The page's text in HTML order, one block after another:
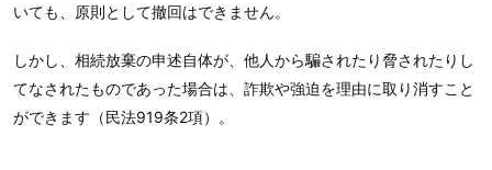
いても、原則として撤回はできません。
しかし、相続放棄の申述自体が、他人から騙されたり脅されたりし
てなされたものであった場合は、詐欺や強迫を理由に取り消すこと
ができます（民法919条2項）。